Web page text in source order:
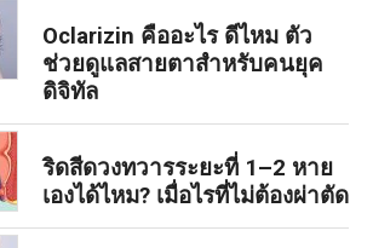
Oclarizin คืออะไร ดีไหม ตัว
ช่วยดูแลสายตาสำหรับคนยุค
ดิจิทัล
ริดสีดวงทวารระยะที่ 1–2 หาย
เองได้ไหม? เมื่อไรที่ไม่ต้องผ่าตัด